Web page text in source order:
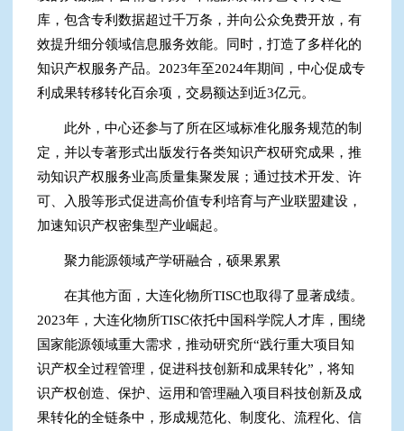
库，包含专利数据超过千万条，并向公众免费开放，有
效提升细分领域信息服务效能。同时，打造了多样化的
知识产权服务产品。2023年至2024年期间，中心促成专
利成果转移转化百余项，交易额达到近3亿元。
此外，中心还参与了所在区域标准化服务规范的制
定，并以专著形式出版发行各类知识产权研究成果，推
动知识产权服务业高质量集聚发展；通过技术开发、许
可、入股等形式促进高价值专利培育与产业联盟建设，
加速知识产权密集型产业崛起。
聚力能源领域产学研融合，硕果累累
在其他方面，大连化物所TISC也取得了显著成绩。
2023年，大连化物所TISC依托中国科学院人才库，围绕
国家能源领域重大需求，推动研究所“践行重大项目知
识产权全过程管理，促进科技创新和成果转化”，将知
识产权创造、保护、运用和管理融入项目科技创新及成
果转化的全链条中，形成规范化、制度化、流程化、信